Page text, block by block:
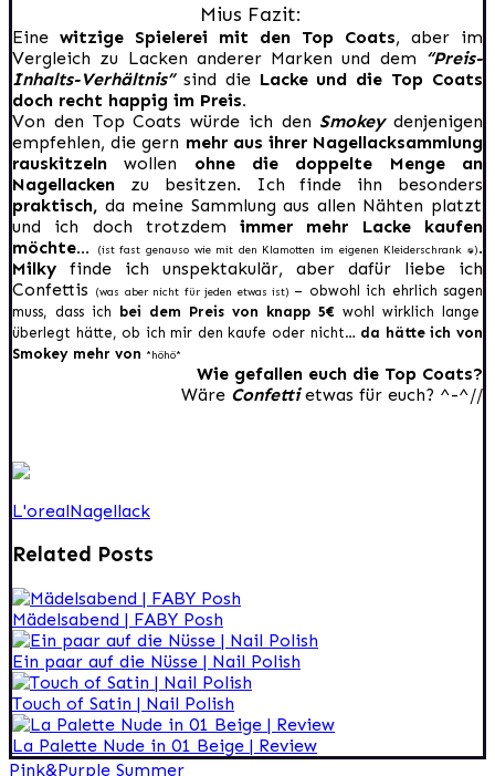
Mius Fazit:
Eine witzige Spielerei mit den Top Coats, aber im
Vergleich zu Lacken anderer Marken und dem “Preis-
Inhalts-Verhältnis”sind dieLacke und die Top Coats
doch recht happig im Preis.
Von den Top Coats würde ich den Smokeydenjenigen
empfehlen, die gern mehr aus ihrer Nagellacksammlung
rauskitzeln wollen ohne die doppelte Menge an
Nagellacken zu besitzen. Ich finde ihn besonders
praktisch, da meine Sammlung aus allen Nähten platzt
und ich doch trotzdemimmer mehr Lacke kaufen
möchte…
(ist fast genauso wie mit den Klamotten im eigenen Kleiderschrank :D).
Milky finde ich unspektakulär, aber dafür liebe ich
Confettis
(was aber nicht für jeden etwas ist) – obwohl ich ehrlich sagen
muss, dass ich bei dem Preis von knapp 5€ wohl wirklich lange
überlegt hätte, ob ich mir den kaufe oder nicht… da hätte ich von
Smokey mehr von *höhö*
Wie gefallen euch die Top Coats?
Wäre Confettietwas für euch? ^-^//
L'orealNagellack
Related Posts
Mädelsabend | FABY Posh
Ein paar auf die Nüsse | Nail Polish
Touch of Satin | Nail Polish
La Palette Nude in 01 Beige | Review
Pink&Purple Summer